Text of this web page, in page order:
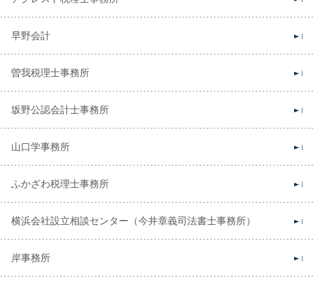
早野会計
曽我税理士事務所
坂野公認会計士事務所
山口学事務所
ふかざわ税理士事務所
横浜会社設立相談センター（今井章義司法書士事務所）
岸事務所